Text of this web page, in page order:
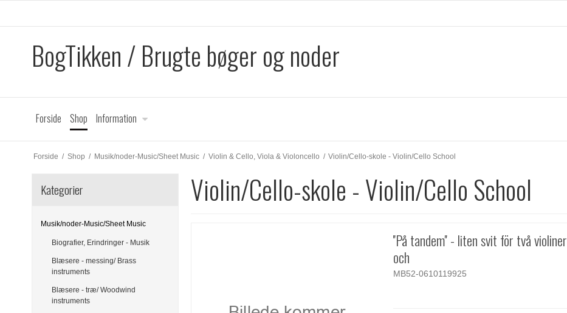
BogTikken / Brugte bøger og noder
Forside Shop Information
Forside / Shop / Musik/noder-Music/Sheet Music / Violin & Cello, Viola & Violoncello / Violin/Cello-skole - Violin/Cello School
Kategorier
Musik/noder-Music/Sheet Music
Biografier, Erindringer - Musik
Blæsere - messing/ Brass
instruments
Blæsere - træ/ Woodwind
instruments
Violin/Cello-skole - Violin/Cello School
''På tandem'' - liten svit för två violiner
och
MB52-0610119925